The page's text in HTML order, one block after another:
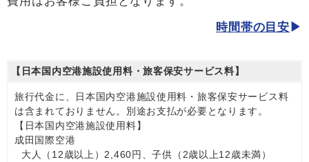
時間帯の目安
【日本国内空港施設使用料・旅客保安サービス料】
旅行代金に、日本国内空港施設使用料・旅客保安サービス料
は含まれておりません。別途お支払が必要となります。
【日本国内空港施設使用料】
成田国際空港
大人（12歳以上）2,460円、子供（2歳以上12歳未満）